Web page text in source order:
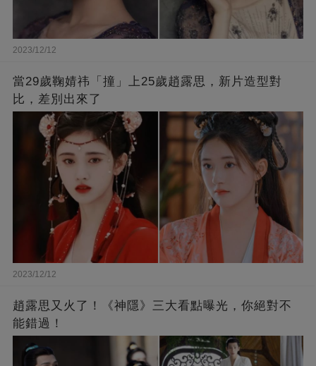
2023/12/12
當29歲鞠婧祎「撞」上25歲趙露思，新片造型對
比，差別出來了
2023/12/12
趙露思又火了！《神隱》三大看點曝光，你絕對不
能錯過！